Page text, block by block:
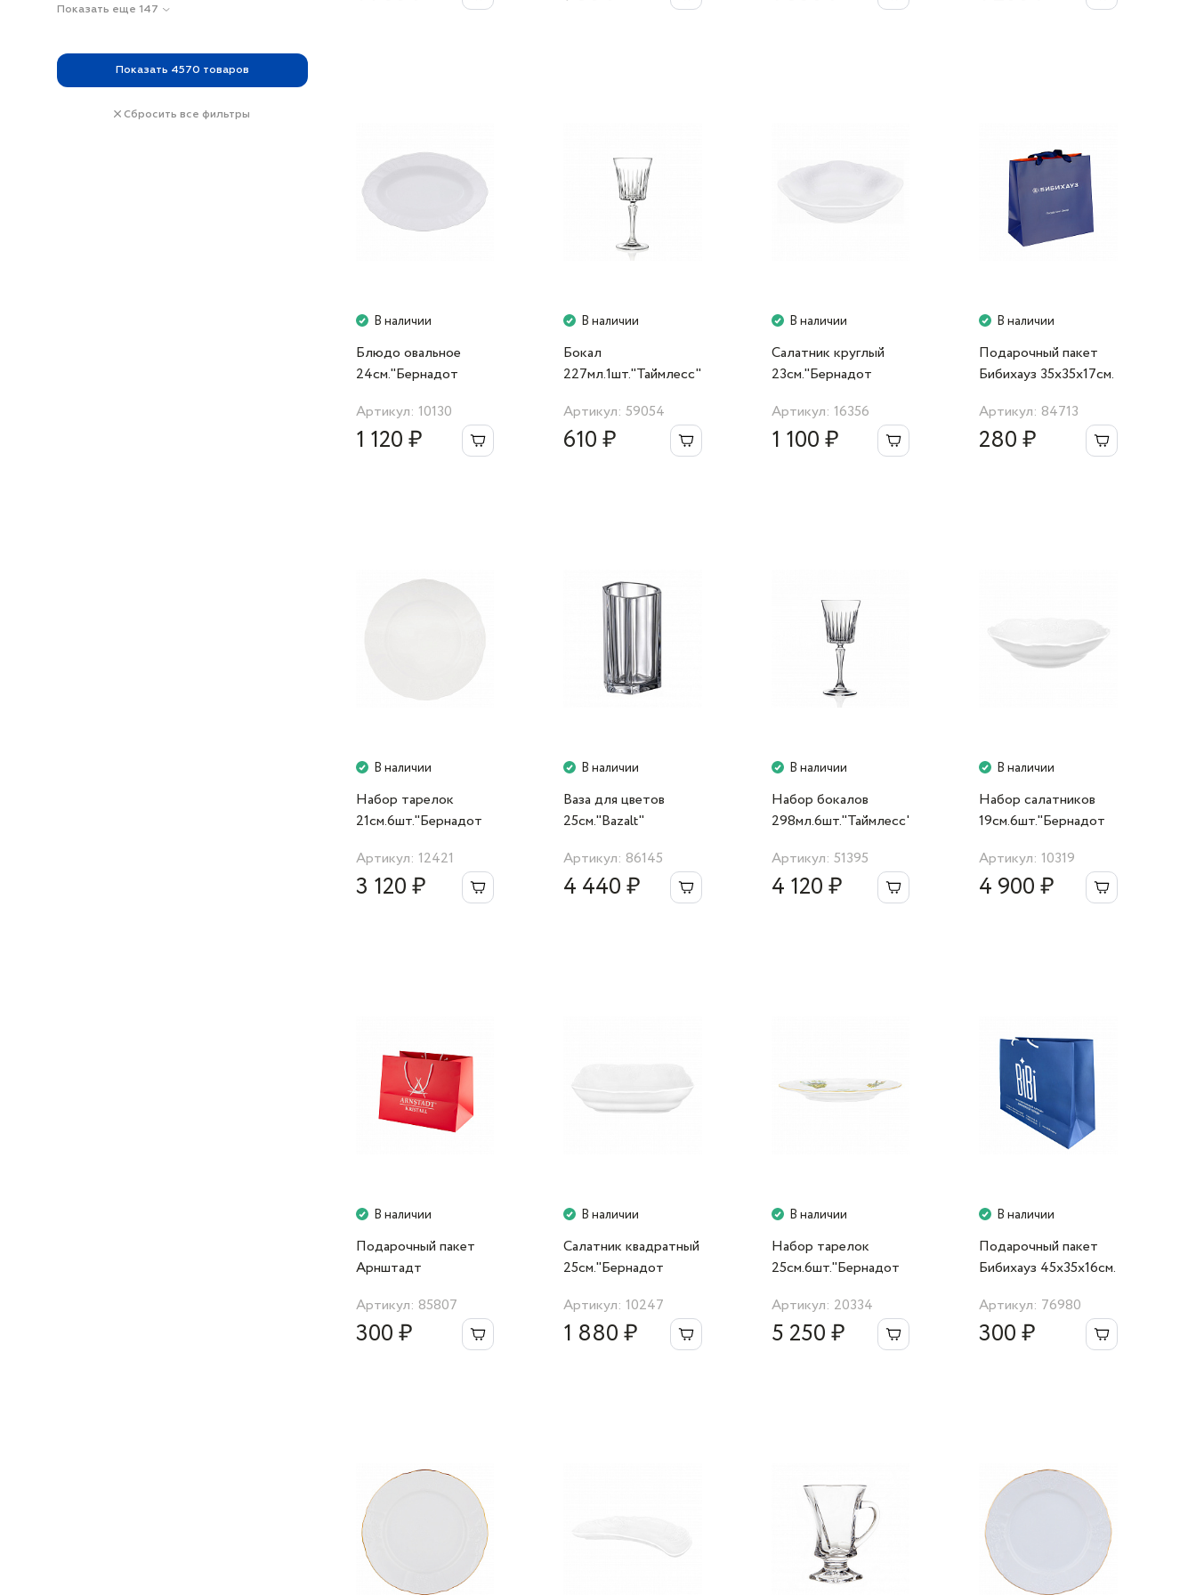
Показать еще 147
Показать 4570 товаров
Сбросить все фильтры
В наличии
Блюдо овальное
24см."Бернадот
Артикул: 10130
1 120 ₽
В наличии
Бокал
227мл.1шт."Таймлесс"
Italiana
Артикул: 59054
610 ₽
В наличии
Салатник круглый
23см."Бернадот
Артикул: 16356
1 100 ₽
В наличии
Подарочный пакет
Бибихауз 35х35х17см.
Артикул: 84713
280 ₽
В наличии
Набор тарелок
21см.6шт."Бернадот
Артикул: 12421
3 120 ₽
В наличии
Ваза для цветов
25см."Bazalt"
Артикул: 86145
4 440 ₽
В наличии
Набор бокалов
298мл.6шт."Таймлесс"
Italiana
Артикул: 51395
4 120 ₽
В наличии
Набор салатников
19см.6шт."Бернадот
Артикул: 10319
4 900 ₽
В наличии
Подарочный пакет
Арнштадт
Артикул: 85807
300 ₽
В наличии
Салатник квадратный
25см."Бернадот
Артикул: 10247
1 880 ₽
В наличии
Набор тарелок
25см.6шт."Бернадот
Артикул: 20334
5 250 ₽
В наличии
Подарочный пакет
Бибихауз 45х35х16см.
Артикул: 76980
300 ₽